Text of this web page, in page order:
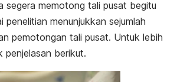
segera memotong tali pusat begitu
penelitian menunjukkan sejumlah
pemotongan tali pusat. Untuk lebih
penjelasan berikut.